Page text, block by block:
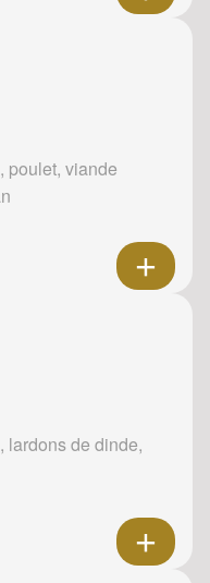
poulet, viande
lardons de dinde,